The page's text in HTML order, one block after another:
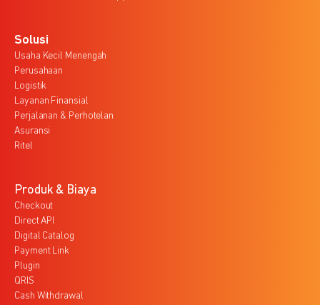
Solusi
Usaha Kecil Menengah
Perusahaan
Logistik
Layanan Finansial
Perjalanan & Perhotelan
Asuransi
Ritel
Produk & Biaya
Checkout
Direct API
Digital Catalog
Payment Link
Plugin
QRIS
Cash Withdrawal